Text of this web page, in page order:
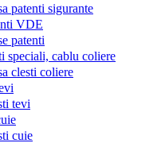
patenti sigurante
VDE
patenti
speciali, cablu coliere
clesti coliere
tevi
cuie